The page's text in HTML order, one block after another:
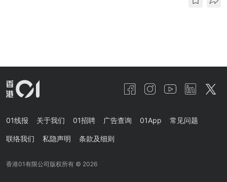
01线报 关于我们 01招聘 广告查询 01App 常见问题
联络我们 私隐声明 条款及细则
香港01有限公司版权所有 © 2026